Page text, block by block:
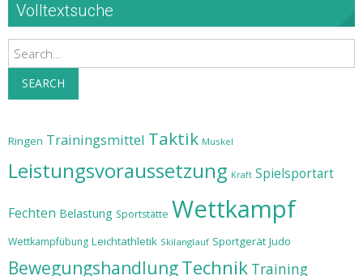
Volltextsuche
Search
SEARCH
Ringen Trainingsmittel Taktik Muskel
Leistungsvoraussetzung Kraft Spielsportart
Fechten Belastung Sportstätte Wettkampf
Wettkampfübung Leichtathletik Skilanglauf Sportgerät Judo
BewegungshandlungTechnik Training